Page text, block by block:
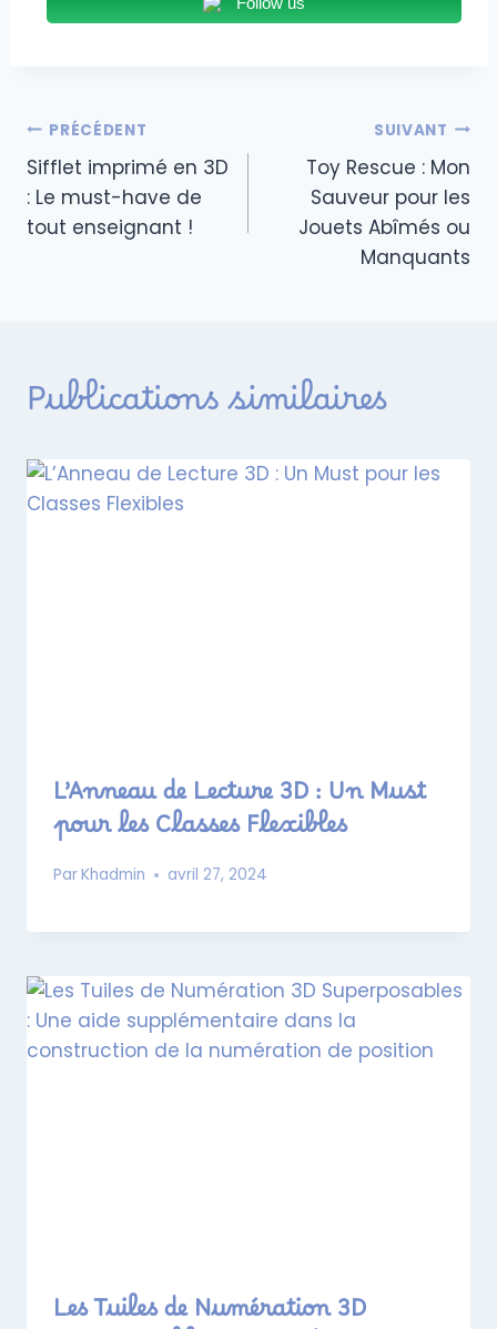
PRÉCÉDENT
Sifflet imprimé en 3D
: Le must-have de
tout enseignant !
SUIVANT
Toy Rescue : Mon
Sauveur pour les
Jouets Abîmés ou
Manquants
Publications similaires
L’Anneau de Lecture 3D : Un Must
pour les Classes Flexibles
ParKhadmin avril 27, 2024
Les Tuiles de Numération 3D